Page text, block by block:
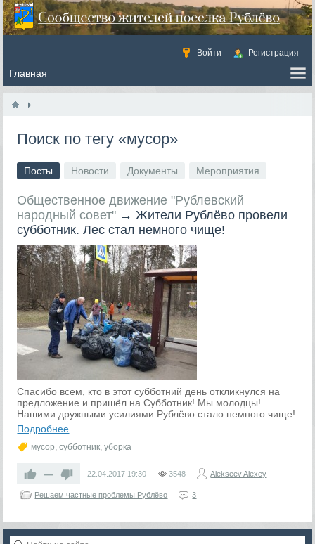
Войти Регистрация
Поиск по тегу «мусор»
Посты Новости Документы Мероприятия
Общественное движение "Рублевский
народный совет" →Жители Рублёво провели
субботник. Лес стал немного чище!
Спасибо всем, кто в этот субботний день откликнулся на
предложение и пришёл на Субботник! Мы молодцы!
Нашими дружными усилиями Рублёво стало немного чище!
Подробнее
мусор,субботник,уборка
— 22.04.2017 19:30 3548 Alekseev Alexey
Решаем частные проблемы Рублёво 3